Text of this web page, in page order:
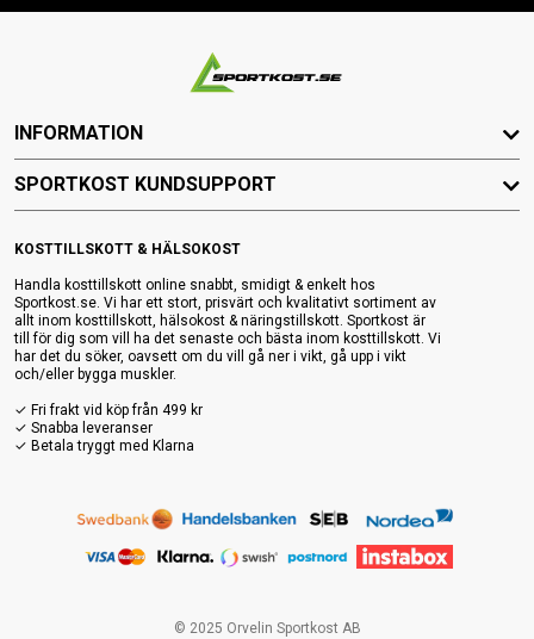
KOSTTILLSKOTT & HÄLSOKOST
Handla kosttillskott online snabbt, smidigt & enkelt hos
Sportkost.se. Vi har ett stort, prisvärt och kvalitativt sortiment av
allt inom kosttillskott, hälsokost & näringstillskott. Sportkost är
till för dig som vill ha det senaste och bästa inom kosttillskott. Vi
har det du söker, oavsett om du vill gå ner i vikt, gå upp i vikt
och/eller bygga muskler.
✓ Fri frakt vid köp från 499 kr
✓ Snabba leveranser
✓ Betala tryggt med Klarna
INFORMATION
SPORTKOST KUNDSUPPORT
© 2025 Orvelin Sportkost AB